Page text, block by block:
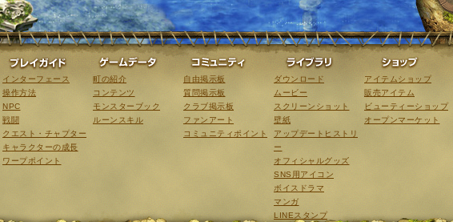
ゲーム紹介 プレイガイド
インターフェース
操作方法
NPC
戦闘
クエスト・チャプター
キャラクターの成長
ワープポイント
ゲームデータ
町の紹介
コンテンツ
モンスターブック
ルーンスキル
コミュニティ
自由掲示板
質問掲示板
クラブ掲示板
ファンアート
コミュニティポイント
ライブラリ
ダウンロード
ムービー
スクリーンショット
壁紙
アップデートヒストリ
ー
オフィシャルグッズ
SNS用アイコン
ボイスドラマ
マンガ
LINEスタンプ
アイテムショップ
販売アイテム
ビューティーショップ
オープンマーケット